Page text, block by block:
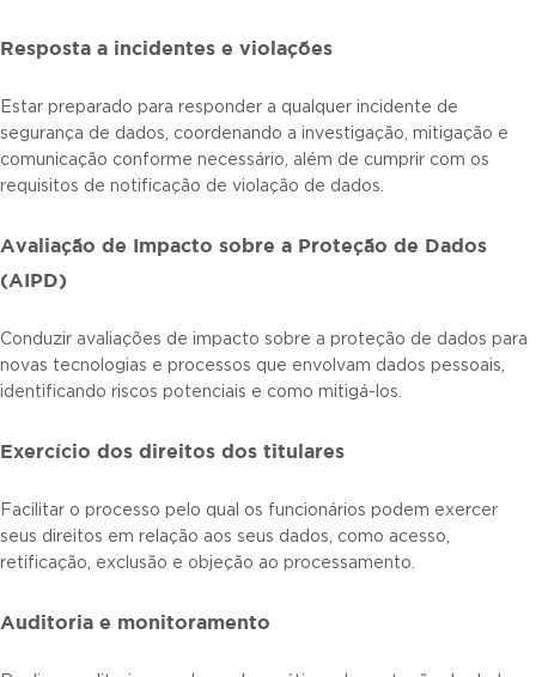
Resposta a incidentes e violações
Estar preparado para responder a qualquer incidente de
segurança de dados, coordenando a investigação, mitigação e
comunicação conforme necessário, além de cumprir com os
requisitos de notificação de violação de dados.
Avaliação de Impacto sobre a Proteção de Dados
(AIPD)
Conduzir avaliações de impacto sobre a proteção de dados para
novas tecnologias e processos que envolvam dados pessoais,
identificando riscos potenciais e como mitigá-los.
Exercício dos direitos dos titulares
Facilitar o processo pelo qual os funcionários podem exercer
seus direitos em relação aos seus dados, como acesso,
retificação, exclusão e objeção ao processamento.
Auditoria e monitoramento